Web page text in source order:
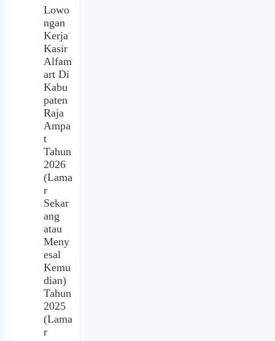
Lowo
ngan
Kerja
Kasir
Alfam
art Di
Kabu
paten
Raja
Ampa
t
Tahun
2026
(Lama
r
Sekar
ang
atau
Meny
esal
Kemu
dian)
Tahun
2025
(Lama
r